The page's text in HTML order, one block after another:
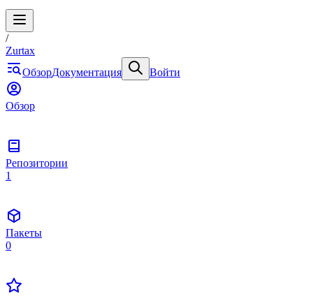
/
Zurtax
ОбзорДокументация Войти
Обзор
Репозитории
1
Пакеты
0